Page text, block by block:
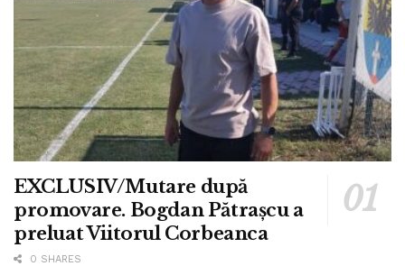
EXCLUSIV/Mutare după
promovare. Bogdan Pătrașcu a
preluat Viitorul Corbeanca
0 SHARES